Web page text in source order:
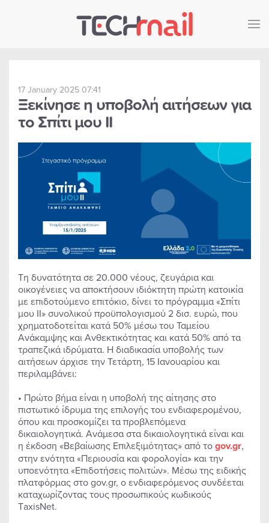
Skip to main content
17 January 2025 07:41
Ξεκίνησε η υποβολή αιτήσεων για
το Σπίτι μου ΙΙ
Τη δυνατότητα σε 20.000 νέους, ζευγάρια και
οικογένειες να αποκτήσουν ιδιόκτητη πρώτη κατοικία
με επιδοτούμενο επιτόκιο, δίνει το πρόγραμμα «Σπίτι
μου ΙΙ» συνολικού προϋπολογισμού 2 δισ. ευρώ, που
χρηματοδοτείται κατά 50% μέσω του Ταμείου
Ανάκαμψης και Ανθεκτικότητας και κατά 50% από τα
τραπεζικά ιδρύματα. Η διαδικασία υποβολής των
αιτήσεων άρχισε την Τετάρτη, 15 Ιανουαρίου και
περιλαμβάνει:
• Πρώτο βήμα είναι η υποβολή της αίτησης στο
πιστωτικό ίδρυμα της επιλογής του ενδιαφερομένου,
όπου και προσκομίζει τα προβλεπόμενα
δικαιολογητικά. Ανάμεσα στα δικαιολογητικά είναι και
η έκδοση «Βεβαίωσης Επιλεξιμότητας» από τοgov.gr,
στην ενότητα «Περιουσία και φορολογία» και την
υποενότητα «Επιδοτήσεις πολιτών». Μέσω της ειδικής
πλατφόρμας στο gov.gr, ο ενδιαφερόμενος συνδέεται
καταχωρίζοντας τους προσωπικούς κωδικούς
ΤaxisNet.